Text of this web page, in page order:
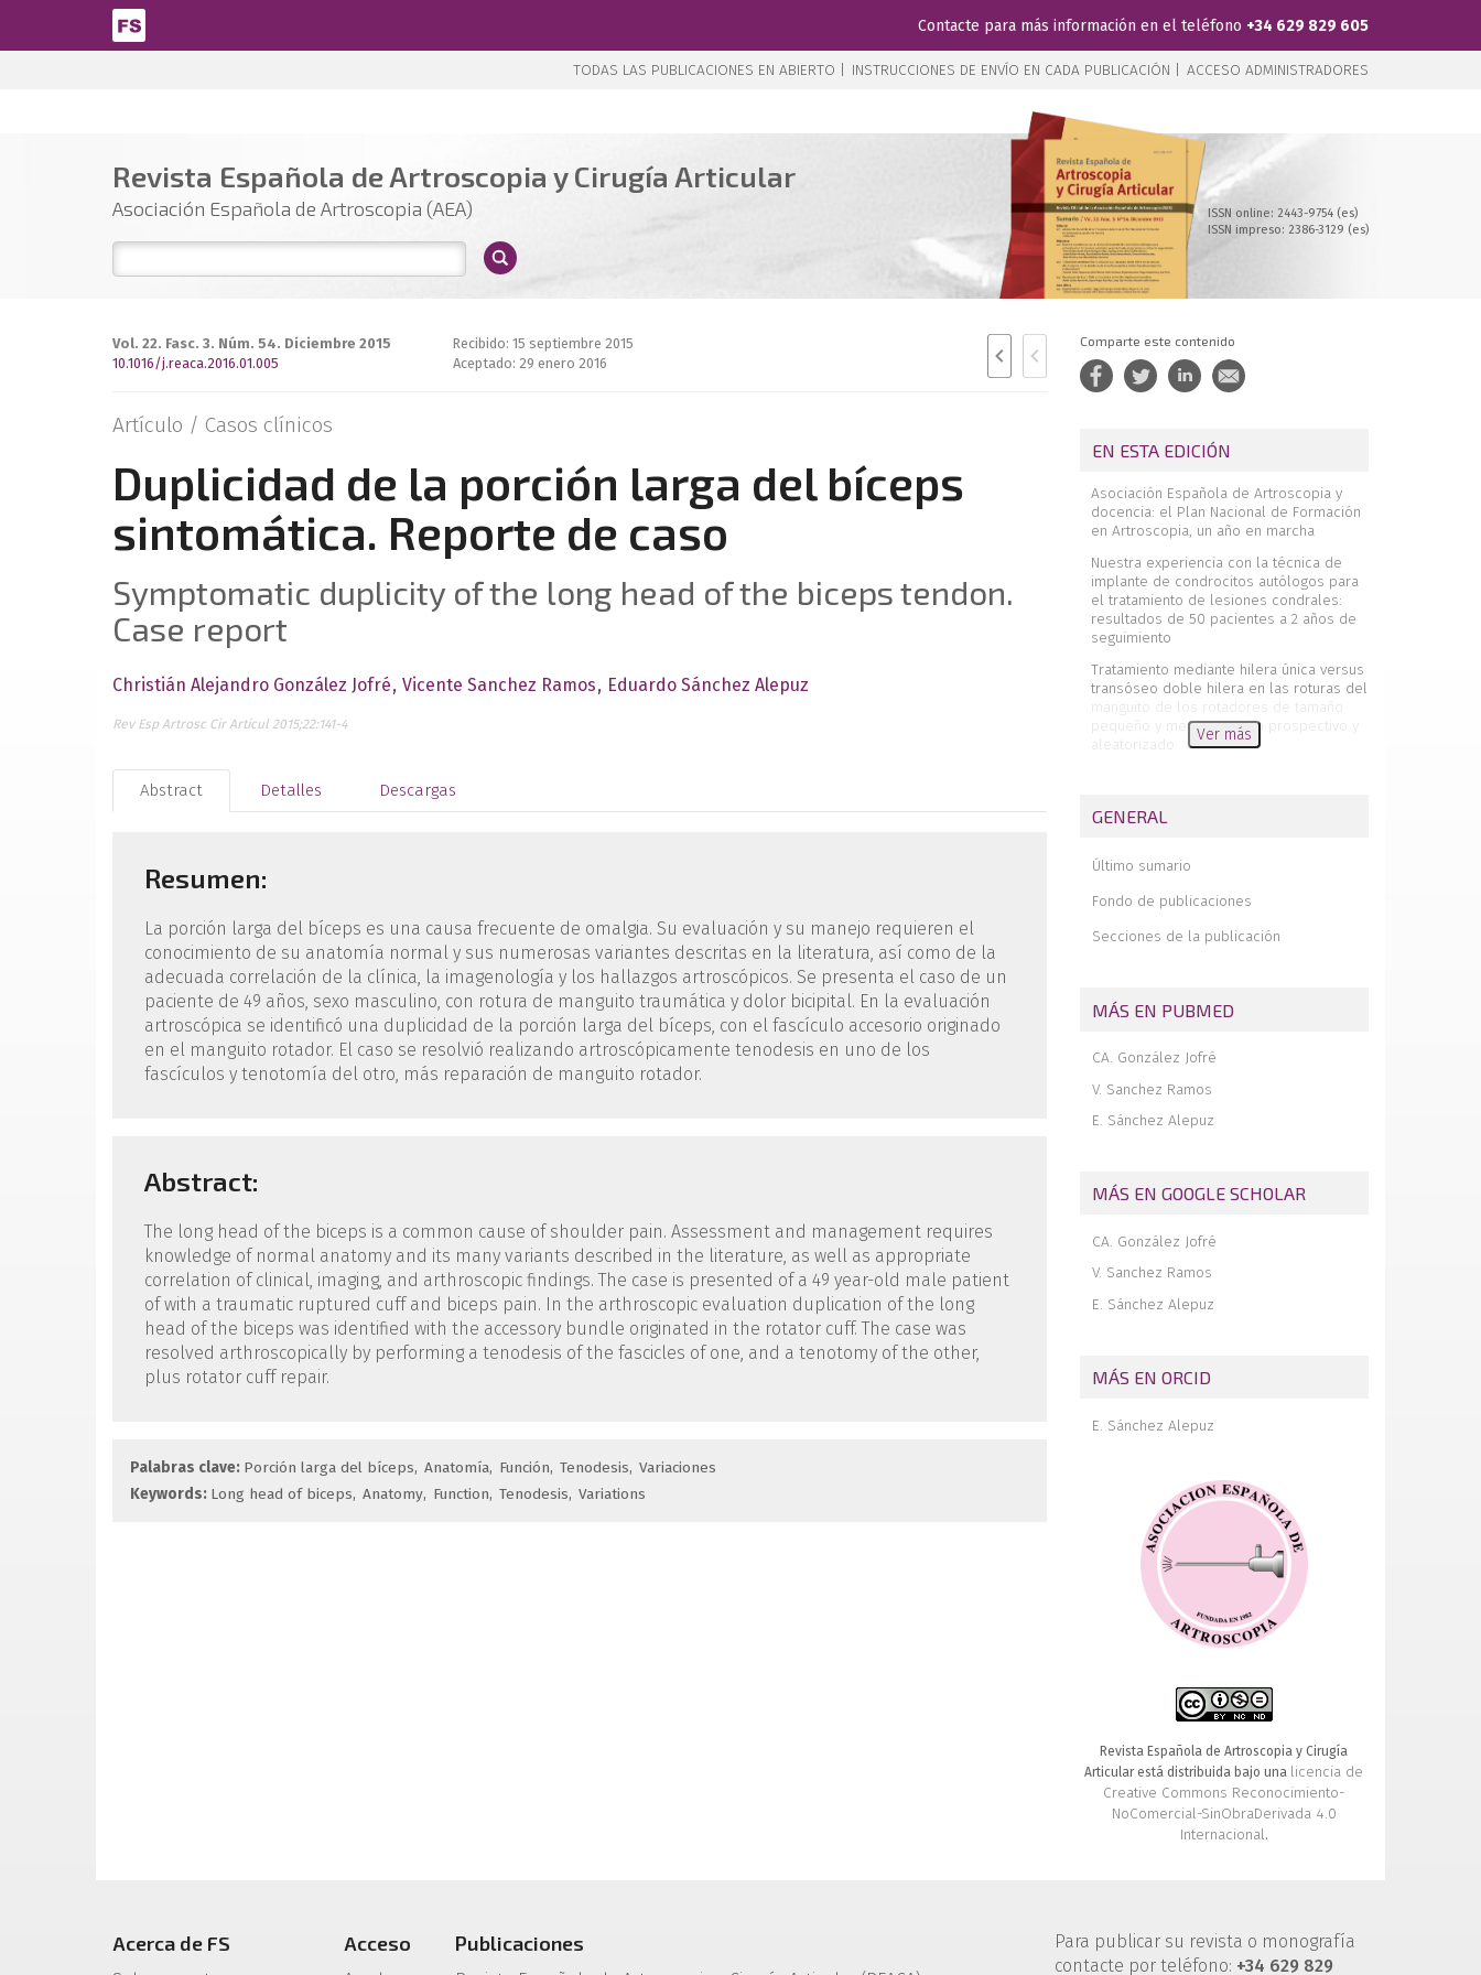
Pasar al contenido principal
Contacte para más información en el teléfono +34 629 829 605
TODAS LAS PUBLICACIONES EN ABIERTO | INSTRUCCIONES DE ENVÍO EN CADA PUBLICACIÓN | ACCESO ADMINISTRADORES
Revista Española de Artroscopia y Cirugía Articular
Asociación Española de Artroscopia (AEA)
ISSN online: 2443-9754 (es)
ISSN impreso: 2386-3129 (es)
Vol. 22. Fasc. 3. Núm. 54. Diciembre 2015
10.1016/j.reaca.2016.01.005
Recibido: 15 septiembre 2015
Aceptado: 29 enero 2016
Artículo / Casos clínicos
Duplicidad de la porción larga del bíceps
sintomática. Reporte de caso
Symptomatic duplicity of the long head of the biceps tendon.
Case report
Christián Alejandro González Jofré Vicente Sanchez Ramos Eduardo Sánchez Alepuz
Rev Esp Artrosc Cir Articul 2015;22:141-4
Abstract Detalles Descargas
Resumen:
La porción larga del bíceps es una causa frecuente de omalgia. Su evaluación y su manejo requieren el
conocimiento de su anatomía normal y sus numerosas variantes descritas en la literatura, así como de la
adecuada correlación de la clínica, la imagenología y los hallazgos artroscópicos. Se presenta el caso de un
paciente de 49 años, sexo masculino, con rotura de manguito traumática y dolor bicipital. En la evaluación
artroscópica se identificó una duplicidad de la porción larga del bíceps, con el fascículo accesorio originado
en el manguito rotador. El caso se resolvió realizando artroscópicamente tenodesis en uno de los
fascículos y tenotomía del otro, más reparación de manguito rotador.
Abstract:
The long head of the biceps is a common cause of shoulder pain. Assessment and management requires
knowledge of normal anatomy and its many variants described in the literature, as well as appropriate
correlation of clinical, imaging, and arthroscopic findings. The case is presented of a 49 year-old male patient
of with a traumatic ruptured cuff and biceps pain. In the arthroscopic evaluation duplication of the long
head of the biceps was identified with the accessory bundle originated in the rotator cuff. The case was
resolved arthroscopically by performing a tenodesis of the fascicles of one, and a tenotomy of the other,
plus rotator cuff repair.
Palabras clave: Porción larga del bíceps Anatomía Función Tenodesis Variaciones
Keywords: Long head of biceps Anatomy Function Tenodesis Variations
Comparte este contenido
EN ESTA EDICIÓN
Asociación Española de Artroscopia y
docencia: el Plan Nacional de Formación
en Artroscopia, un año en marcha
Nuestra experiencia con la técnica de
implante de condrocitos autólogos para
el tratamiento de lesiones condrales:
resultados de 50 pacientes a 2 años de
seguimiento
Tratamiento mediante hilera única versus
transóseo doble hilera en las roturas del
manguito de los rotadores de tamaño
pequeño y medio. Estudio prospectivo y
aleatorizado
Duplicidad de la porción larga del
Ver más
GENERAL
Último sumario
Fondo de publicaciones
Secciones de la publicación
MÁS EN PUBMED
CA. González Jofré
V. Sanchez Ramos
E. Sánchez Alepuz
MÁS EN GOOGLE SCHOLAR
CA. González Jofré
V. Sanchez Ramos
E. Sánchez Alepuz
MÁS EN ORCID
E. Sánchez Alepuz
Revista Española de Artroscopia y Cirugía
Articular está distribuida bajo una licencia de
Creative Commons Reconocimiento-
NoComercial-SinObraDerivada 4.0
Internacional.
Acerca de FS Acceso Publicaciones
Para publicar su revista o monografía
contacte por teléfono: +34 629 829